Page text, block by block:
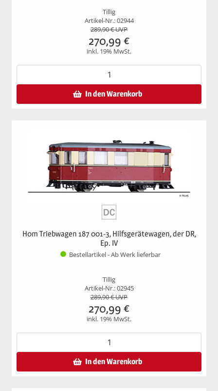
Tillig
Artikel-Nr.: 02944
289,90€ UVP
270,99 €
inkl. 19% MwSt.
In den Warenkorb
H0m Triebwagen 187 001-3, Hilfsgerätewagen, der DR,
Ep. IV
Bestellartikel - Ab Werk lieferbar
Tillig
Artikel-Nr.: 02945
289,90€ UVP
270,99 €
inkl. 19% MwSt.
In den Warenkorb